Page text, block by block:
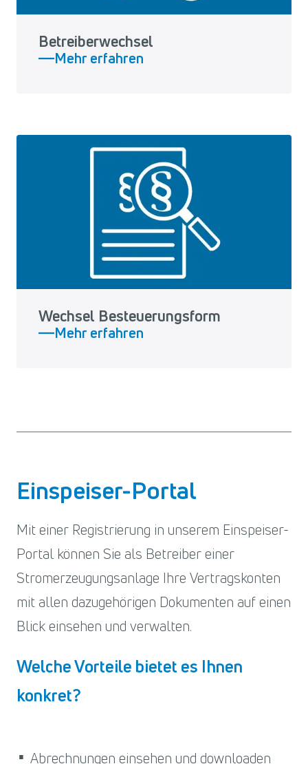
Betreiberwechsel
Mehr erfahren
Wechsel Besteuerungsform
Mehr erfahren
Einspeiser-Portal
Mit einer Registrierung in unserem Einspeiser-
Portal können Sie als Betreiber einer
Stromerzeugungsanlage Ihre Vertragskonten
mit allen dazugehörigen Dokumenten auf einen
Blick einsehen und verwalten.
Welche Vorteile bietet es Ihnen
konkret?
Abrechnungen einsehen und downloaden